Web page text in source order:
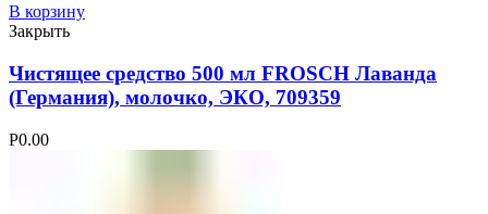
В корзину
Закрыть
Чистящее средство 500 мл FROSCH Лаванда
(Германия), молочко, ЭКО, 709359
Р0.00